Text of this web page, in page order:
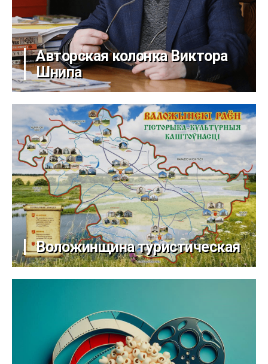
Авторская колонка Виктора
Шнипа
Воложинщина туристическая